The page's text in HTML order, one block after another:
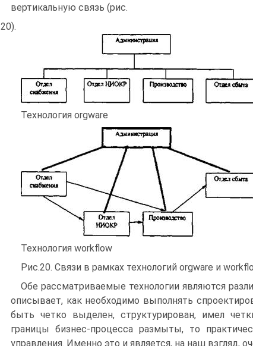
вертикальную связь (рис.
20).
Технология orgware
Технология workflow
Рис.20. Связи в рамках технологий orgware и
Обе рассматриваемые технологии являются
описывает, как необходимо выполнять
быть четко выделен, структурирован, имел
границы бизнес-процесса размыты, то
управления. Именно это и является, на наш взгляд,